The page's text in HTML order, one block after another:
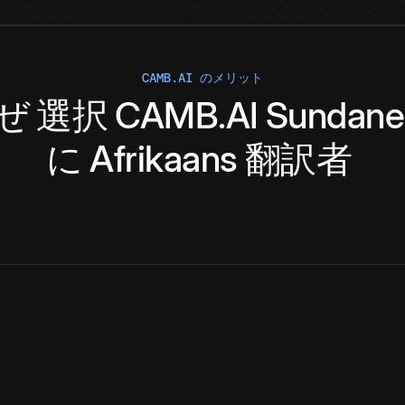
CAMB.AI のメリット
選択 CAMB.AI
に Afrikaans 翻訳者